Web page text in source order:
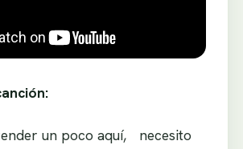
un poco aquí, necesito